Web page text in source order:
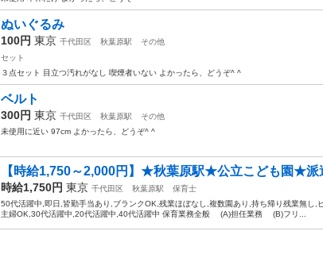
ぬいぐるみ
100円 東京 千代田区 秋葉原駅
その他
セット
３点セット 目立つ汚れがなし 喫煙者いない よかったら、どうぞ^ ^
ベルト
300円 東京 千代田区 秋葉原駅
その他
未使用に近い 97cm よかったら、どうぞ^ ^
【時給1,750～2,000円】★秋葉原駅★公立こども園★派
時給1,750円 東京 千代田区 秋葉原駅
保育士
50代活躍中,即日,皆勤手当あり,ブランクOK,残業ほぼなし,複数園あり,持ち帰り残業無し,
主婦OK,30代活躍中,20代活躍中,40代活躍中 保育業務全般 (A)担任業務 (B)フリ...